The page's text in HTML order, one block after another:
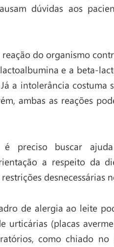
dúvidas aos
do organismo
e a beta-
a intolerância costuma
ambas as reações
é preciso buscar
a respeito da
desnecessárias
de alergia ao leite
urticárias (placas
como chiado